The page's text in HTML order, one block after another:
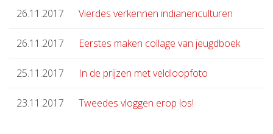
26.11.2017 Vierdes verkennen indianenculturen
26.11.2017 Eerstes maken collage van jeugdboek
25.11.2017 In de prijzen met veldloopfoto
23.11.2017 Tweedes vloggen erop los!